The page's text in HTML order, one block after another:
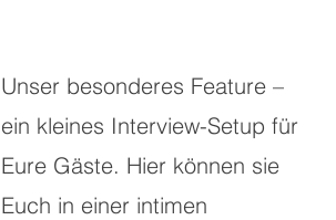
Unser besonderes Feature –
ein kleines Interview-Setup für
Eure Gäste. Hier können sie
Euch in einer intimen